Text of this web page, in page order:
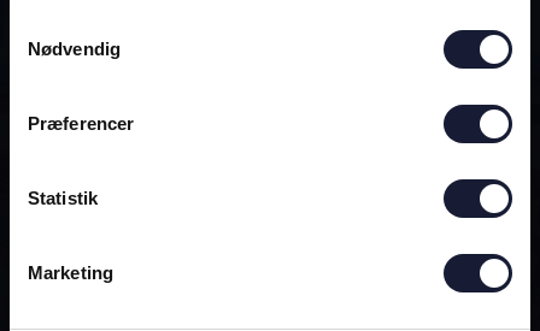
Nødvendig
Præferencer
Statistik
Marketing